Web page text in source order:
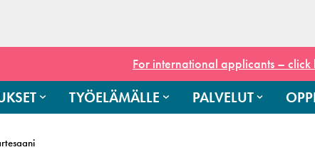
For international applicants –
TYÖELÄMÄLLE PALVELUT